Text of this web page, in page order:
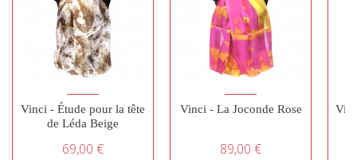
Vinci - Étude pour la tête
de Léda Beige
69,00 €
Vinci - La Joconde Rose
89,00 €